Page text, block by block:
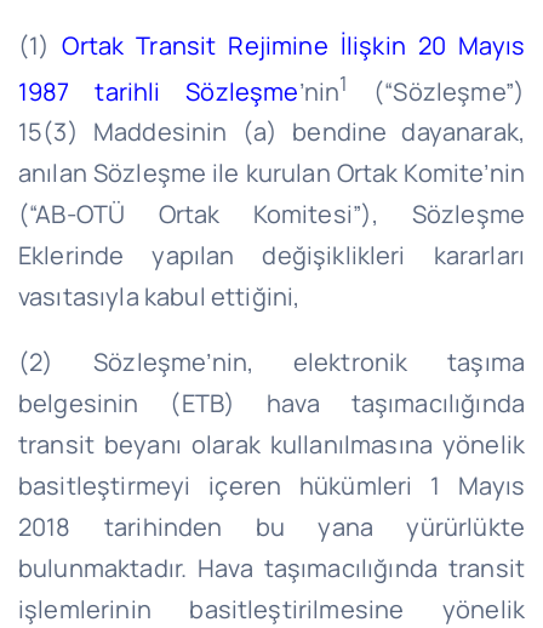
(1)Ortak Transit Rejimine İlişkin 20 Mayıs
1987 tarihli Sözleşme’nin1
(“Sözleşme”)
15(3) Maddesinin (a) bendine dayanarak,
anılan Sözleşme ile kurulan Ortak Komite’nin
(“AB-OTÜ Ortak Komitesi”), Sözleşme
Eklerinde yapılan değişiklikleri kararları
vasıtasıyla kabul ettiğini,
(2) Sözleşme’nin, elektronik taşıma
belgesinin (ETB) hava taşımacılığında
transit beyanı olarak kullanılmasına yönelik
basitleştirmeyi içeren hükümleri 1 Mayıs
2018 tarihinden bu yana yürürlükte
bulunmaktadır. Hava taşımacılığında transit
işlemlerinin basitleştirilmesine yönelik